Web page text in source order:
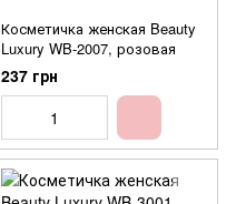
Косметичка женская Beauty
Luxury WB-2007, розовая
237 грн